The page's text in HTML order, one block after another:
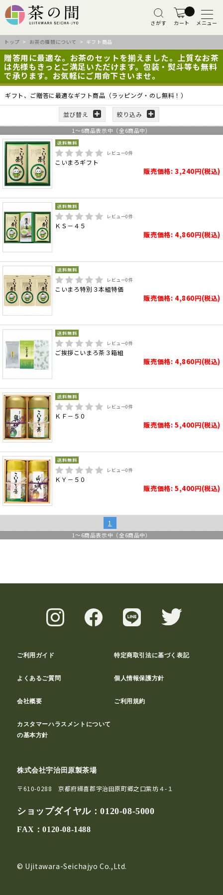
さがす カート メニュー
トップ > お茶の種類について > ギフト商品
贈答用に最適な。お茶のセットを揃えました。上質なお茶
は先様もきっとご満足いただけます。包装・熨斗等も無料
で承ります。お気軽にご用命下さいませ。
ギフト、ご贈答に最適なギフト商品（ラッピング・のし無料！）
並び替え 絞り込み
1 ～6商品表示中（全6商品中）
レビュー0件
こいまろギフト
販売価格: 3,240円(税込)
レビュー0件
ＫＳ－４５
販売価格: 4,860円(税込)
レビュー0件
こいまろ特別３本組特価
販売価格: 4,860円(税込)
レビュー0件
ご挨拶こいまろ茶３箱組
販売価格: 4,860円(税込)
レビュー0件
ＫＦ－５０
販売価格: 5,400円(税込)
レビュー0件
ＫＹ－５０
販売価格: 5,400円(税込)
1
1 ～6商品表示中（全6商品中）
ご利用ガイド 特定商取引法に基づく表記
よくあるご質問 個人情報保護方針
会社概要 ご利用規約
カスタマーハラスメントについて
の基本方針
株式会社宇治田原製茶場
〒610-0288 京都府綴喜郡宇治田原町郷之口紫坊４-１
ショップダイヤル：0120-08-5000
FAX：0120-08-1488
© Ujitawara-Seichajyo Co.,Ltd.